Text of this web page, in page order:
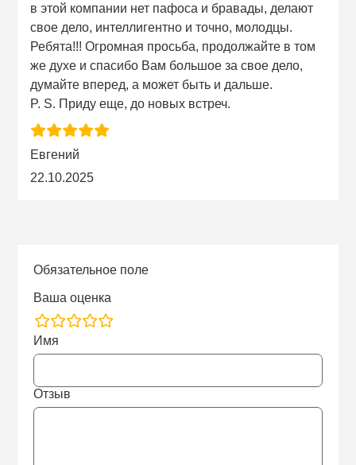
в этой компании нет пафоса и бравады, делают
свое дело, интеллигентно и точно, молодцы.
Ребята!!! Огромная просьба, продолжайте в том
же духе и спасибо Вам большое за свое дело,
думайте вперед, а может быть и дальше.
P. S. Приду еще, до новых встреч.
Евгений
22.10.2025
Обязательное поле
Ваша оценка
rating
fields
Имя
Отзыв